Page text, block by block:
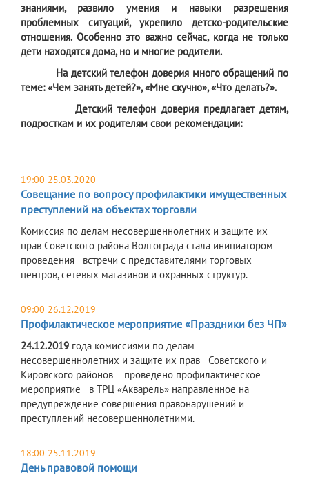
знаниями, развило умения и навыки разрешения
проблемных ситуаций, укрепило детско-родительские
отношения. Особенно это важно сейчас, когда не только
дети находятся дома, но и многие родители.
На детский телефон доверия много обращений по
теме: «Чем занять детей?», «Мне скучно», «Что делать?».
Детский телефон доверия предлагает детям,
подросткам и их родителям свои рекомендации:
19:00 25.03.2020
Совещание по вопросу профилактики имущественных
преступлений на объектах торговли
​Комиссия по делам несовершеннолетних и защите их
прав Советского района Волгограда стала инициатором
проведения встречи с представителями торговых
центров, сетевых магазинов и охранных структур.
09:00 26.12.2019
Профилактическое мероприятие «Праздники без ЧП»
24.12.2019 года комиссиями по делам
несовершеннолетних и защите их прав Советского и
Кировского районов проведено профилактическое
мероприятие в ТРЦ «Акварель» направленное на
предупреждение совершения правонарушений и
преступлений несовершеннолетними.
18:00 25.11.2019
День правовой помощи